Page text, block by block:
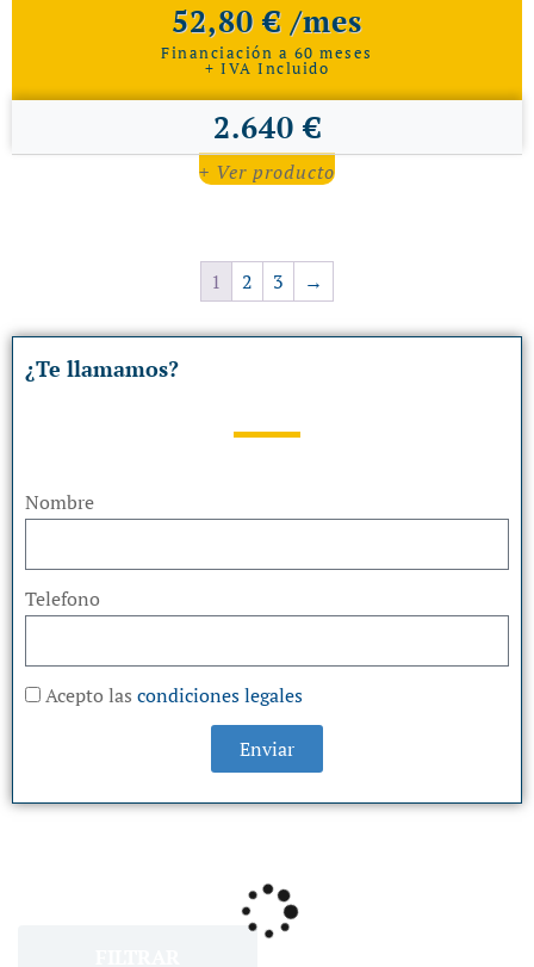
52,80 € /mes
Financiación a 60 meses
+ IVA Incluido
2.640 €
+ Ver producto
1 2 3 →
¿Te llamamos?
Nombre
Telefono
Acepto las condiciones legales
Enviar